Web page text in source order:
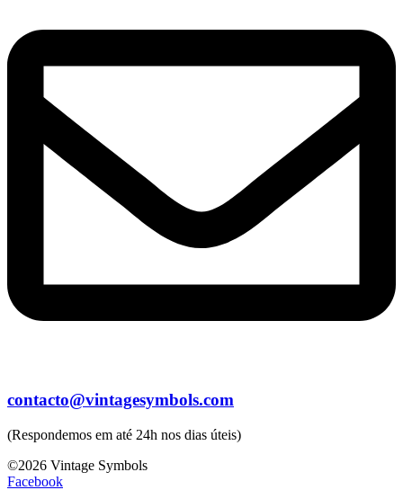
contacto@vintagesymbols.com
(Respondemos em até 24h nos dias úteis)
©2026 Vintage Symbols
Facebook